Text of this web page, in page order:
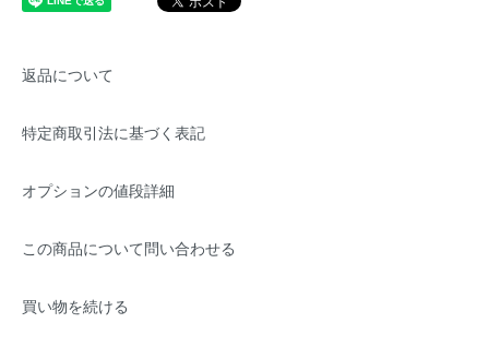
返品について
特定商取引法に基づく表記
オプションの値段詳細
この商品について問い合わせる
買い物を続ける